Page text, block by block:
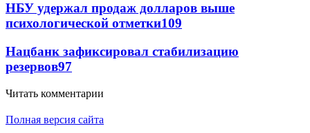
НБУ удержал продаж долларов выше
психологической отметки109
Нацбанк зафиксировал стабилизацию
резервов97
Читать комментарии
Полная версия сайта